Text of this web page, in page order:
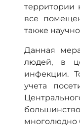
территории
все
также
Данная
людей, в
инфекции.
учета
многолюдно